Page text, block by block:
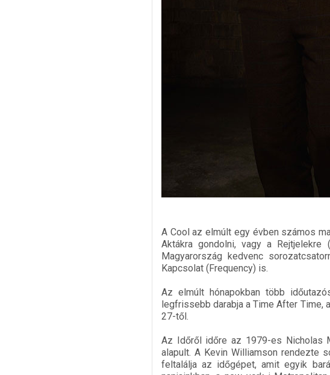
A Cool az elmúlt egy évben számos
Aktákra gondolni, vagy a
Magyarország kedvenc
Kapcsolat (Frequency) is.
Az elmúlt hónapokban több
legfrissebb darabja a Time After Time,
27-től.
Az Időről időre az 1979-es Nicholas
alapult. A Kevin Williamson rendezte
feltalálja az időgépet, amit egyik